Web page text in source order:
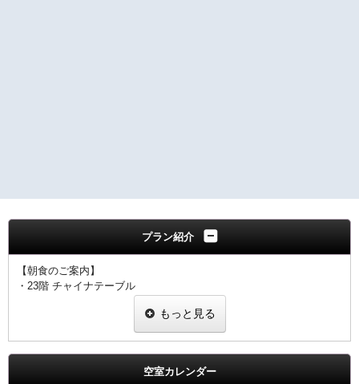
プラン紹介
【朝食のご案内】
・23階 チャイナテーブル
「定食スタイル」での提供となる場合がございます。
☆Wi-Fi 及び有線LAN環境完備
もっと見る
空室カレンダー